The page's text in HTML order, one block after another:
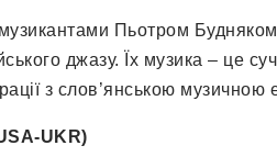
Пьотром
джазу. Їх музика – це
з слов’янською музичною
UKR)